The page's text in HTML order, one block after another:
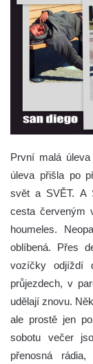
První malá
úleva přišla po
svět a SVĚT. A
cesta červeným
houmeles.
oblíbená. Přes
vozíčky odjíždí
průjezdech, v
udělají znovu.
ale prostě jen
sobotu večer
přenosná